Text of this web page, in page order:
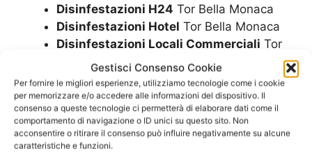
Gestisci Consenso Cookie
Per fornire le migliori esperienze, utilizziamo tecnologie come i cookie
per memorizzare e/o accedere alle informazioni del dispositivo. Il
consenso a queste tecnologie ci permetterà di elaborare dati come il
comportamento di navigazione o ID unici su questo sito. Non
acconsentire o ritirare il consenso può influire negativamente su alcune
caratteristiche e funzioni.
Disinfestazioni H24 Tor Bella Monaca
Disinfestazioni Hotel Tor Bella Monaca
Disinfestazioni Locali Commerciali Tor
Bella Monaca
Disinfestazioni Locali PubbliciTor Bella
Monaca
Disinfestazioni Locali TecniciTor Bella
Monaca
Disinfestazioni Mense